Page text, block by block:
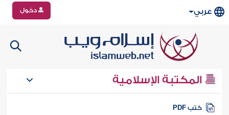
عربي دخول
المكتبة الإسلامية